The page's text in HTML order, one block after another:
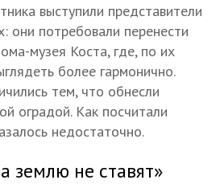
выступили представители
они потребовали перенести
музея Коста, где, по их
более гармонично.
тем, что обнесли
оградой. Как посчитали
недостаточно.
землю не ставят»